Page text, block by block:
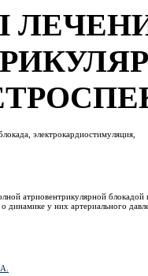
электрокардиостимуляция,
атриовентрикулярной блокадой
динамике у них артериального